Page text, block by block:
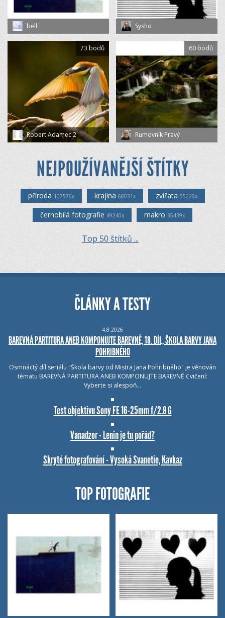
bell Sysho
Robert Adamec 2
73 bodů
Rumovník Pravý
60 bodů
NEJPOUŽÍVANĚJŠÍ ŠTÍTKY
příroda 107576x krajina 68031x zvířata 55229x
černobílá fotografie 49240x makro 35439x
Top 50 štítků ...
ČLÁNKY A TESTY
4.8.2026
BAREVNÁ PARTITURA ANEB KOMPONUJTE BAREVNĚ, 18. DÍL, ŠKOLA BARVY JANA
POHRIBNÉHO
Osmnáctý díl seriálu "Škola barvy od Mistra Jana Pohribného" je věnován
tématu BAREVNÁ PARTITURA ANEB KOMPONUJTE BAREVNĚ.Cvičení:
Vyberte si alespoň…
Test objektivu Sony FE 16-25mm f/2.8 G
Vanadzor - Lenin je tu pořád?
Skryté fotografování - Vysoká Svanetie, Kavkaz
TOP FOTOGRAFIE